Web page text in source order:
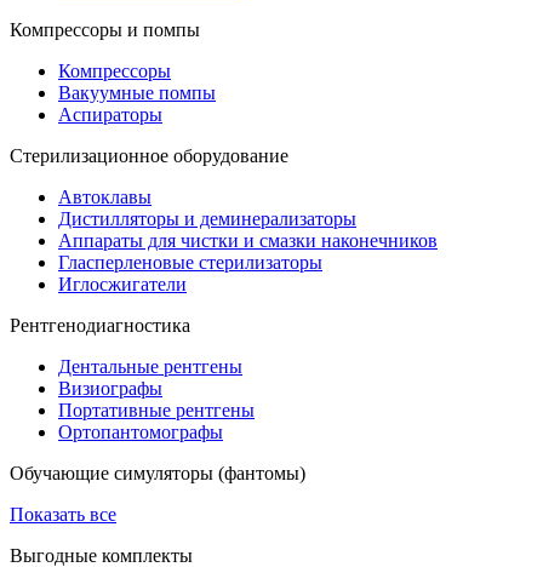
Компрессоры и помпы
Компрессоры
Вакуумные помпы
Аспираторы
Стерилизационное оборудование
Автоклавы
Дистилляторы и деминерализаторы
Аппараты для чистки и смазки наконечников
Гласперленовые стерилизаторы
Иглосжигатели
Рентгенодиагностика
Дентальные рентгены
Визиографы
Портативные рентгены
Ортопантомографы
Обучающие симуляторы (фантомы)
Показать все
Выгодные комплекты